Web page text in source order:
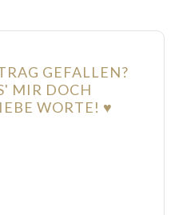
GEFALLEN?
MIR DOCH
WORTE! ♥